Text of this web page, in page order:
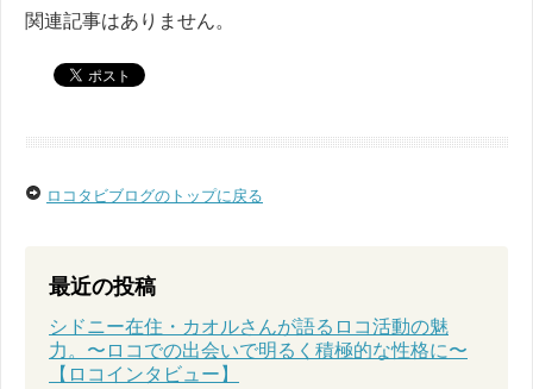
関連記事はありません。
ロコタビブログのトップに戻る
最近の投稿
シドニー在住・カオルさんが語るロコ活動の魅
力。〜ロコでの出会いで明るく積極的な性格に〜
【ロコインタビュー】